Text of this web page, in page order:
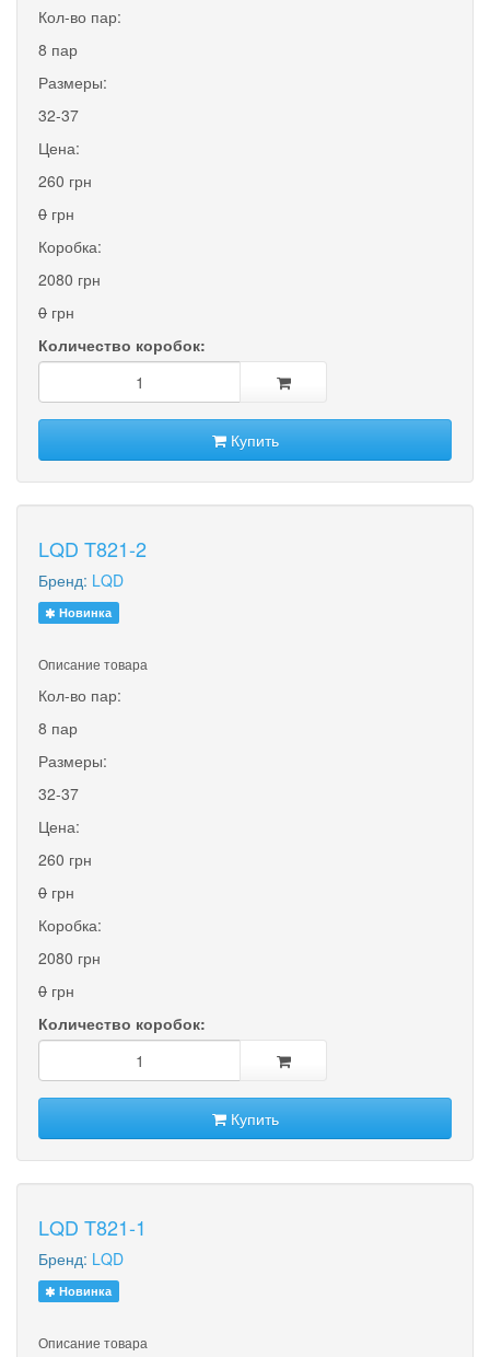
Кол-во пар:
8 пар
Размеры:
32-37
Цена:
260 грн
0 грн
Коробка:
2080 грн
0 грн
Количество коробок:
Купить
LQD T821-2
Бренд: LQD
Новинка
Описание товара
Кол-во пар:
8 пар
Размеры:
32-37
Цена:
260 грн
0 грн
Коробка:
2080 грн
0 грн
Количество коробок:
Купить
LQD T821-1
Бренд: LQD
Новинка
Описание товара